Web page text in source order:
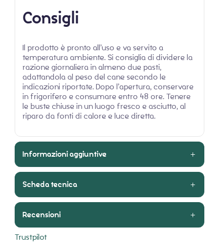
Consigli
Il prodotto è pronto all’uso e va servito a
temperatura ambiente. Si consiglia di dividere la
razione giornaliera in almeno due pasti,
adattandola al peso del cane secondo le
indicazioni riportate. Dopo l’apertura, conservare
in frigorifero e consumare entro 48 ore. Tenere
le buste chiuse in un luogo fresco e asciutto, al
riparo da fonti di calore e luce diretta.
Informazioni aggiuntive
Scheda tecnica
Recensioni
Trustpilot